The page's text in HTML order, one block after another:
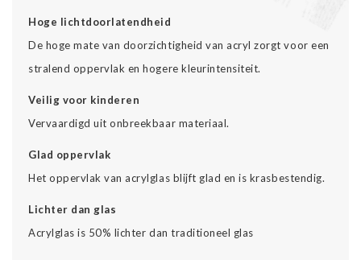
Hoge lichtdoorlatendheid
De hoge mate van doorzichtigheid van acryl zorgt voor een
stralend oppervlak en hogere kleurintensiteit.
Veilig voor kinderen
Vervaardigd uit onbreekbaar materiaal.
Glad oppervlak
Het oppervlak van acrylglas blijft glad en is krasbestendig.
Lichter dan glas
Acrylglas is 50% lichter dan traditioneel glas